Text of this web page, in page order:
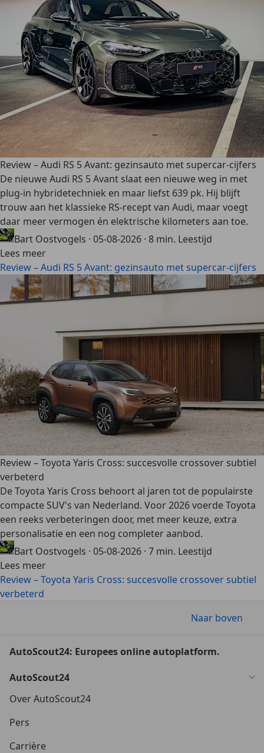
Review – Audi RS 5 Avant: gezinsauto met supercar-cijfers
De nieuwe Audi RS 5 Avant slaat een nieuwe weg in met
plug-in hybridetechniek en maar liefst 639 pk. Hij blijft
trouw aan het klassieke RS-recept van Audi, maar voegt
daar meer vermogen én elektrische kilometers aan toe.
Bart Oostvogels · 05-08-2026 · 8 min. Leestijd
Lees meer
Review – Audi RS 5 Avant: gezinsauto met supercar-cijfers
Review – Toyota Yaris Cross: succesvolle crossover subtiel
verbeterd
De Toyota Yaris Cross behoort al jaren tot de populairste
compacte SUV's van Nederland. Voor 2026 voerde Toyota
een reeks verbeteringen door, met meer keuze, extra
personalisatie en een nog completer aanbod.
Bart Oostvogels · 05-08-2026 · 7 min. Leestijd
Lees meer
Review – Toyota Yaris Cross: succesvolle crossover subtiel
verbeterd
Naar boven
AutoScout24: Europees online autoplatform.
AutoScout24
Over AutoScout24
Pers
Carrière